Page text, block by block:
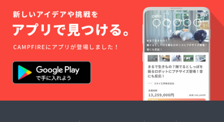
に三つの貢
献
1. 皮膚をき
れいにして
病気の改善
2. 肉体的・
精神的な苦
痛も心地良
く軽減
法のす
べてが
この1冊
で理解
できま
す。
なりま
す。
DVD「
自分で
出来る
整膚美
容
法」：
シミ・
改善か
ら痩身
まで自